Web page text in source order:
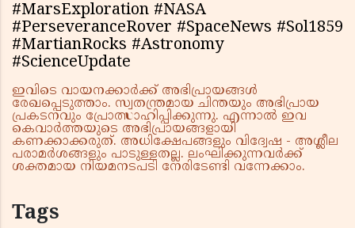
#MarsExploration #NASA
#PerseveranceRover #SpaceNews #Sol1859
#MartianRocks #Astronomy
#ScienceUpdate
ഇവിടെ വായനക്കാർക്ക് അഭിപ്രായങ്ങൾ
രേഖപ്പെടുത്താം. സ്വതന്ത്രമായ ചിന്തയും അഭിപ്രായ
പ്രകടനവും പ്രോത്സാഹിപ്പിക്കുന്നു. എന്നാൽ ഇവ
കെവാർത്തയുടെ അഭിപ്രായങ്ങളായി
കണക്കാക്കരുത്. അധിക്ഷേപങ്ങളും വിദ്വേഷ - അശ്ലീല
പരാമർശങ്ങളും പാടുള്ളതല്ല. ലംഘിക്കുന്നവർക്ക്
ശക്തമായ നിയമനടപടി നേരിടേണ്ടി വന്നേക്കാം.
Tags